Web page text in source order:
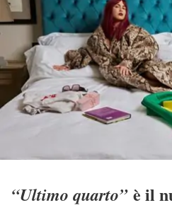
“Ultimo quarto”è il